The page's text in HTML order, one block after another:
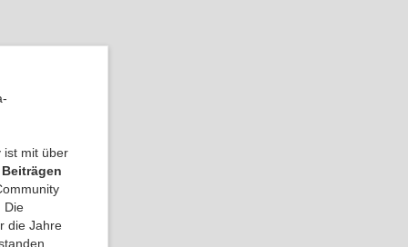
ist mit über
Die
die Jahre